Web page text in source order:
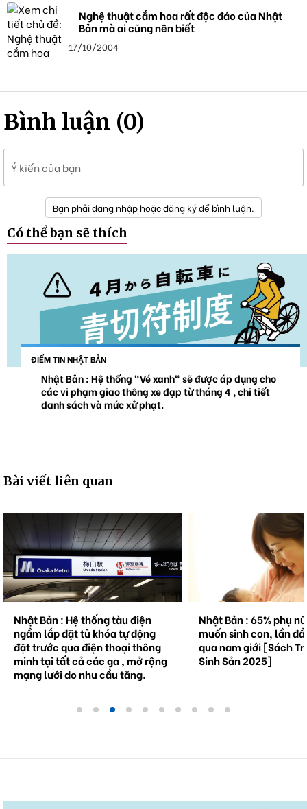
Nghệ thuật cắm hoa rất độc đáo của Nhật
Bản mà ai cũng nên biết
17/10/2004
Bình luận (0)
Ý kiến của bạn
Bạn phải đăng nhập hoặc đăng ký để bình luận.
Có thể bạn sẽ thích
ĐIỂM TIN NHẬT BẢN
Nhật Bản : Hệ thống "Vé xanh" sẽ được áp dụng cho
các vi phạm giao thông xe đạp từ tháng 4 , chi tiết
danh sách và mức xử phạt.
Bài viết liên quan
Nhật Bản : Hệ thống tàu điện
ngầm lắp đặt tủ khóa tự động
đặt trước qua điện thoại thông
minh tại tất cả các ga , mở rộng
mạng lưới do nhu cầu tăng.
Nhật Bản : 65% phụ
muốn sinh con, lần
qua nam giới [Sách
Sinh Sản 2025]